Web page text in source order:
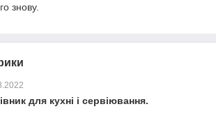
знову.
для кухні і сервіювання.